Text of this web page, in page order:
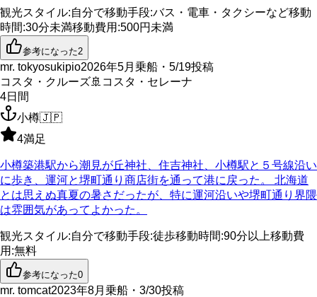
観光スタイル:自分で移動手段:バス・電車・タクシーなど移動
時間:30分未満移動費用 :500円未満
参考になった2
mr. tokyosukipio2026年5月乗船・5/19投稿
コスタ・クルーズ🚢 コスタ・セレーナ
4日間
小樽🇯🇵
4満足
小樽築港駅から潮見が丘神社、住吉神社、小樽駅と５号線沿い
に歩き、運河と堺町通り商店街を通って港に戻った。 北海道
とは思えぬ真夏の暑さだったが、特に運河沿いや堺町通り界隈
は雰囲気があってよかった。
観光スタイル:自分で移動手段:徒歩移動時間:90分以上移動費
用 :無料
参考になった0
mr. tomcat2023年8月乗船・3/30投稿